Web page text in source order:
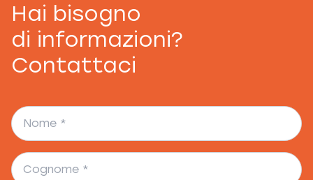
Hai bisogno
di informazioni?
Contattaci